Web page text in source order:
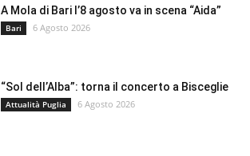
A Mola di Bari l’8 agosto va in scena “Aida”
Bari 6 Agosto 2026
“Sol dell’Alba”: torna il concerto a Bisceglie
Attualità Puglia 6 Agosto 2026